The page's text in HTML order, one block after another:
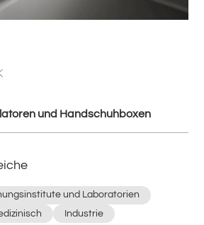
und Handschuhboxen
und Laboratorien
Industrie